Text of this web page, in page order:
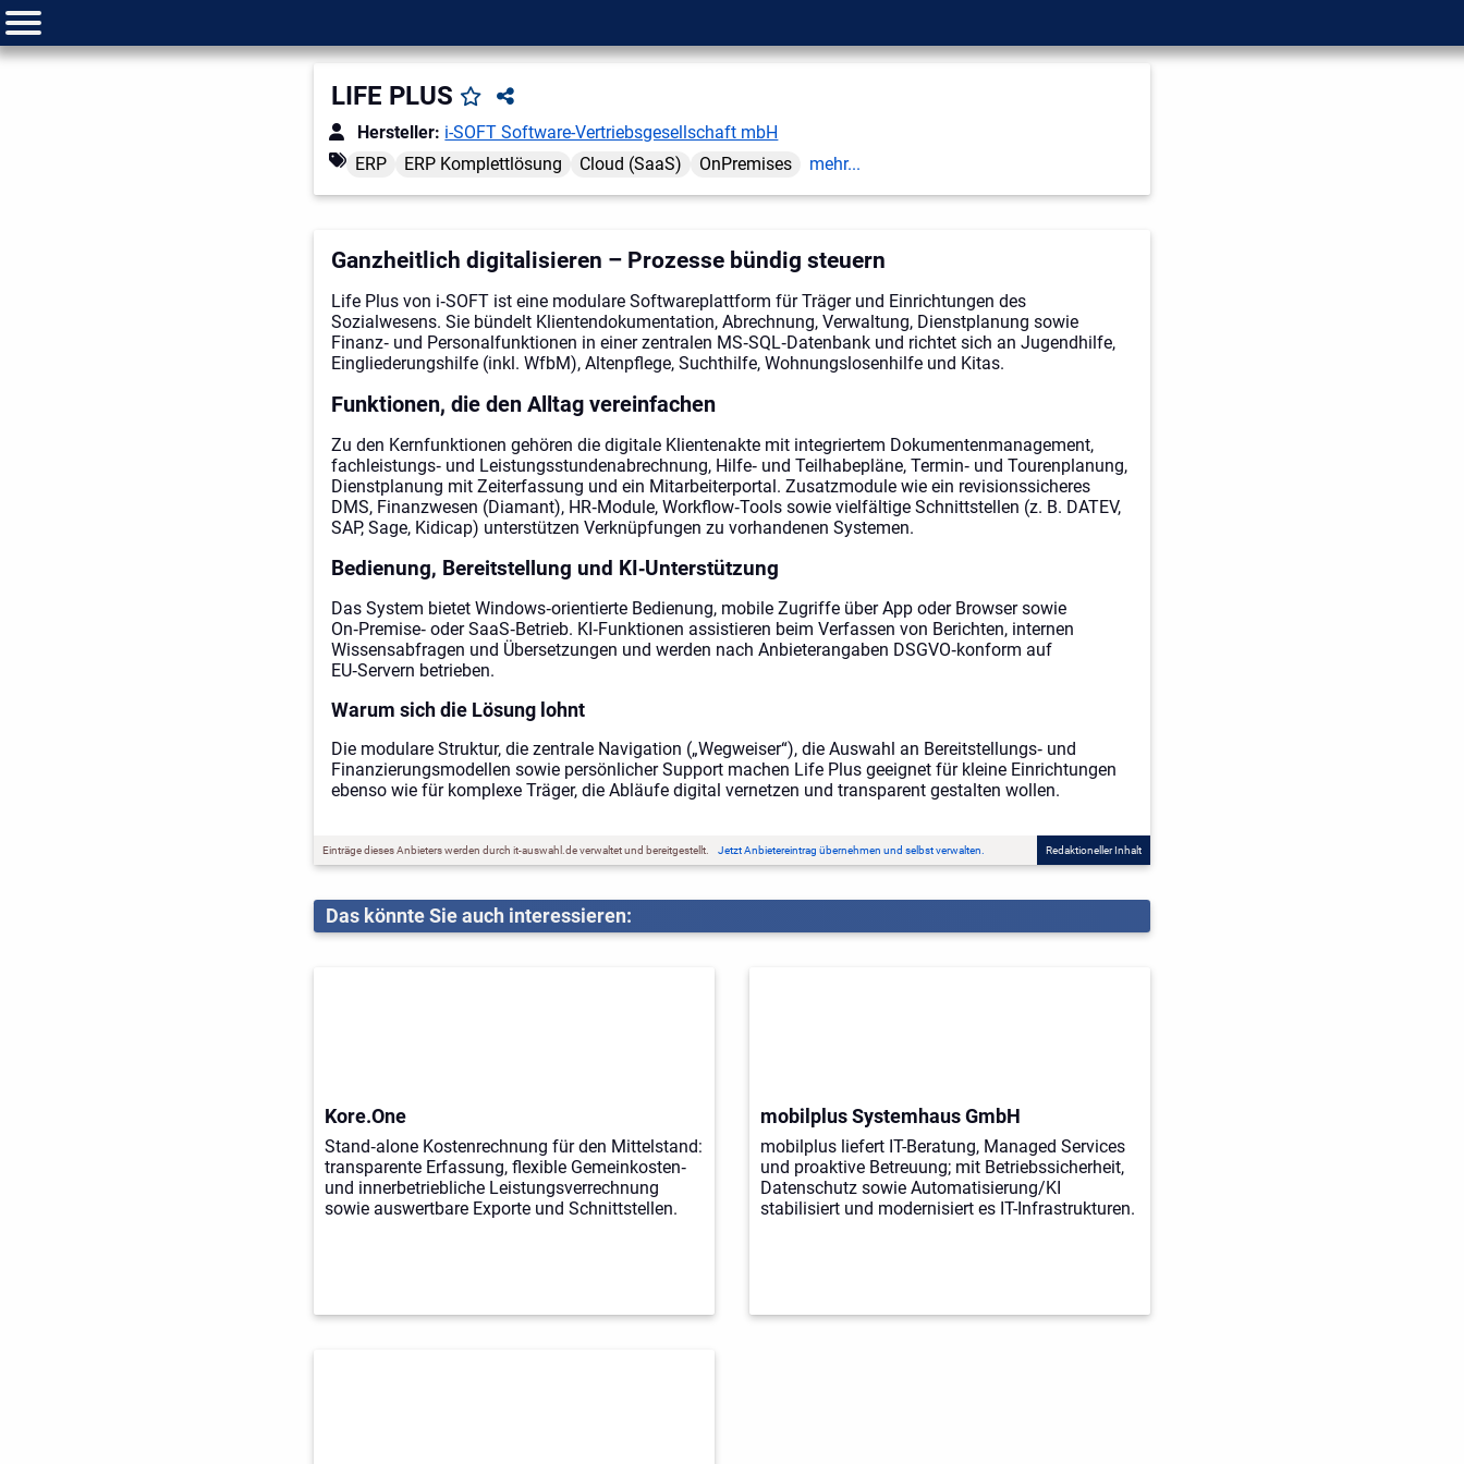
LIFE PLUS
Hersteller: i-SOFT Software-Vertriebsgesellschaft mbH
ERP
ERP Komplettlösung Cloud (SaaS) OnPremises mehr...
Ganzheitlich digitalisieren – Prozesse bündig steuern
Life Plus von i‑SOFT ist eine modulare Softwareplattform für Träger und Einrichtungen des
Sozialwesens. Sie bündelt Klientendokumentation, Abrechnung, Verwaltung, Dienstplanung sowie
Finanz‑ und Personalfunktionen in einer zentralen MS‑SQL‑Datenbank und richtet sich an Jugendhilfe,
Eingliederungshilfe (inkl. WfbM), Altenpflege, Suchthilfe, Wohnungslosenhilfe und Kitas.
Funktionen, die den Alltag vereinfachen
Zu den Kernfunktionen gehören die digitale Klientenakte mit integriertem Dokumentenmanagement,
fachleistungs‑ und Leistungsstundenabrechnung, Hilfe‑ und Teilhabepläne, Termin‑ und Tourenplanung,
Dienstplanung mit Zeiterfassung und ein Mitarbeiterportal. Zusatzmodule wie ein revisionssicheres
DMS, Finanzwesen (Diamant), HR‑Module, Workflow‑Tools sowie vielfältige Schnittstellen (z. B. DATEV,
SAP, Sage, Kidicap) unterstützen Verknüpfungen zu vorhandenen Systemen.
Bedienung, Bereitstellung und KI‑Unterstützung
Das System bietet Windows‑orientierte Bedienung, mobile Zugriffe über App oder Browser sowie
On‑Premise‑ oder SaaS‑Betrieb. KI‑Funktionen assistieren beim Verfassen von Berichten, internen
Wissensabfragen und Übersetzungen und werden nach Anbieterangaben DSGVO‑konform auf
EU‑Servern betrieben.
Warum sich die Lösung lohnt
Die modulare Struktur, die zentrale Navigation („Wegweiser“), die Auswahl an Bereitstellungs‑ und
Finanzierungsmodellen sowie persönlicher Support machen Life Plus geeignet für kleine Einrichtungen
ebenso wie für komplexe Träger, die Abläufe digital vernetzen und transparent gestalten wollen.
Einträge dieses Anbieters werden durch it-auswahl.de verwaltet und bereitgestellt. Jetzt Anbietereintrag übernehmen und selbst verwalten. Redaktioneller Inhalt
Das könnte Sie auch interessieren:
Kore.One
Stand‑alone Kostenrechnung für den Mittelstand:
transparente Erfassung, flexible Gemeinkosten‑
und innerbetriebliche Leistungsverrechnung
sowie auswertbare Exporte und Schnittstellen.
mobilplus Systemhaus GmbH
mobilplus liefert IT-Beratung, Managed Services
und proaktive Betreuung; mit Betriebssicherheit,
Datenschutz sowie Automatisierung/KI
stabilisiert und modernisiert es IT-Infrastrukturen.